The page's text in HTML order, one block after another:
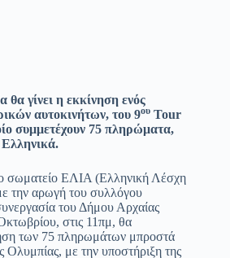
γίνει η εκκίνηση ενός
αυτοκινήτων, του 9ου Tour
συμμετέχουν 75 πληρώματα,
σωματείο ΕΛΙΑ (Ελληνική Λέσχη
την αρωγή του συλλόγου
του Δήμου Αρχαίας
στις 11πμ, θα
των 75 πληρωμάτων μπροστά
Ολυμπίας, με την υποστήριξη της